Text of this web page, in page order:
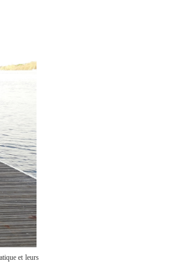
et leurs